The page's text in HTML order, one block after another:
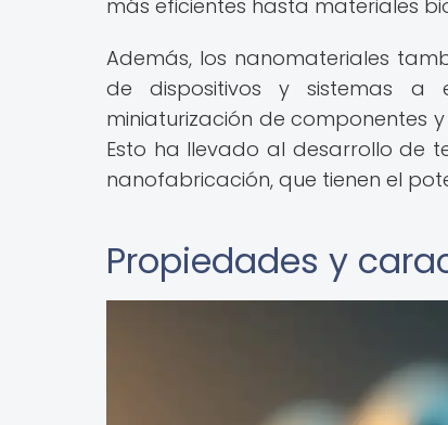
más eficientes hasta materiales
Además, los nanomateriales
de dispositivos y sistemas a
miniaturización de componentes
Esto ha llevado al desarrollo de
nanofabricación, que tienen el
Propiedades y